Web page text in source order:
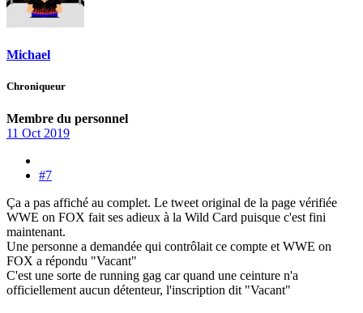
Michael
Chroniqueur
Membre du personnel
11 Oct 2019
#7
Ça a pas affiché au complet. Le tweet original de la page vérifiée
WWE on FOX fait ses adieux à la Wild Card puisque c'est fini
maintenant.
Une personne a demandée qui contrôlait ce compte et WWE on
FOX a répondu "Vacant"
C'est une sorte de running gag car quand une ceinture n'a
officiellement aucun détenteur, l'inscription dit "Vacant"